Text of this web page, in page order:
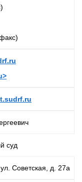
суд
Советская, д. 27а